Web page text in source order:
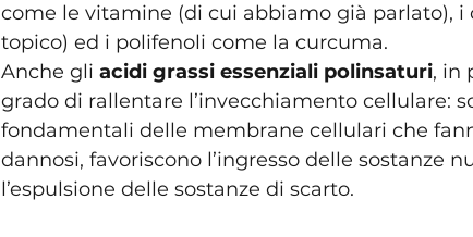
come le vitamine (di cui abbiamo già parlato),
topico) ed i polifenoli come la curcuma.
Anche gli acidi grassi essenziali polinsaturi, in
grado di rallentare l’invecchiamento cellulare:
fondamentali delle membrane cellulari che
dannosi, favoriscono l’ingresso delle sostanze
l’espulsione delle sostanze di scarto.